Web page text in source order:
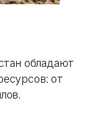
обладают
от